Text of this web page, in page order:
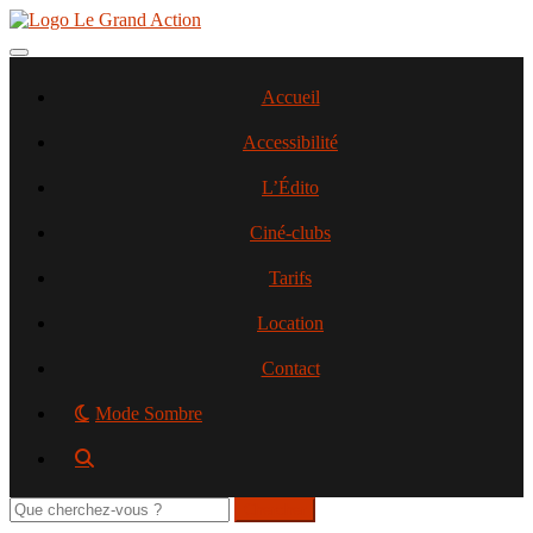
Aller
contenu
Toggle navigation
Accueil
Accessibilité
L’Édito
Ciné-clubs
Tarifs
Location
Contact
Mode Sombre
Rechercher
sur